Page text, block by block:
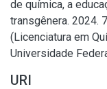
de química, a
transgênera. 2024.
(Licenciatura em
Universidade
URI